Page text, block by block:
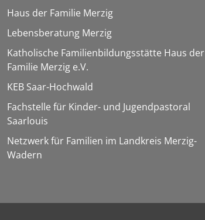
Haus der Familie Merzig
Lebensberatung Merzig
Katholische Familienbildungsstätte Haus der
Familie Merzig e.V.
KEB Saar-Hochwald
Fachstelle für Kinder- und Jugendpastoral
Saarlouis
Netzwerk für Familien im Landkreis Merzig-
Wadern